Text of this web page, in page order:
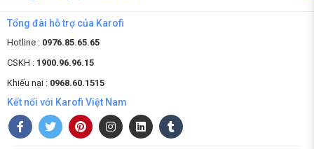
Tổng đài hỗ trợ của Karofi
Hotline : 0976.85.65.65
CSKH : 1900.96.96.15
Khiếu nại : 0968.60.1515
Kết nối với Karofi Việt Nam